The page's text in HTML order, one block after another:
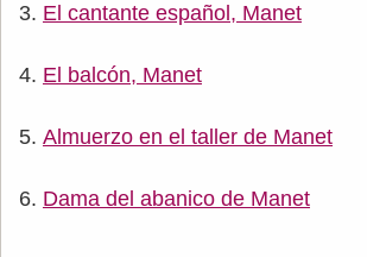
El cantante español, Manet
El balcón, Manet
Almuerzo en el taller de Manet
Dama del abanico de Manet